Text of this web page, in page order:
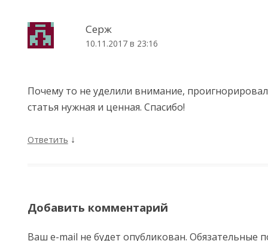
Серж
10.11.2017 в 23:16
Почему то не уделили внимание,
статья нужная и ценная. Спасибо!
Ответить ↓
Добавить комментарий
Ваш e-mail не будет опубликован. Обязательные